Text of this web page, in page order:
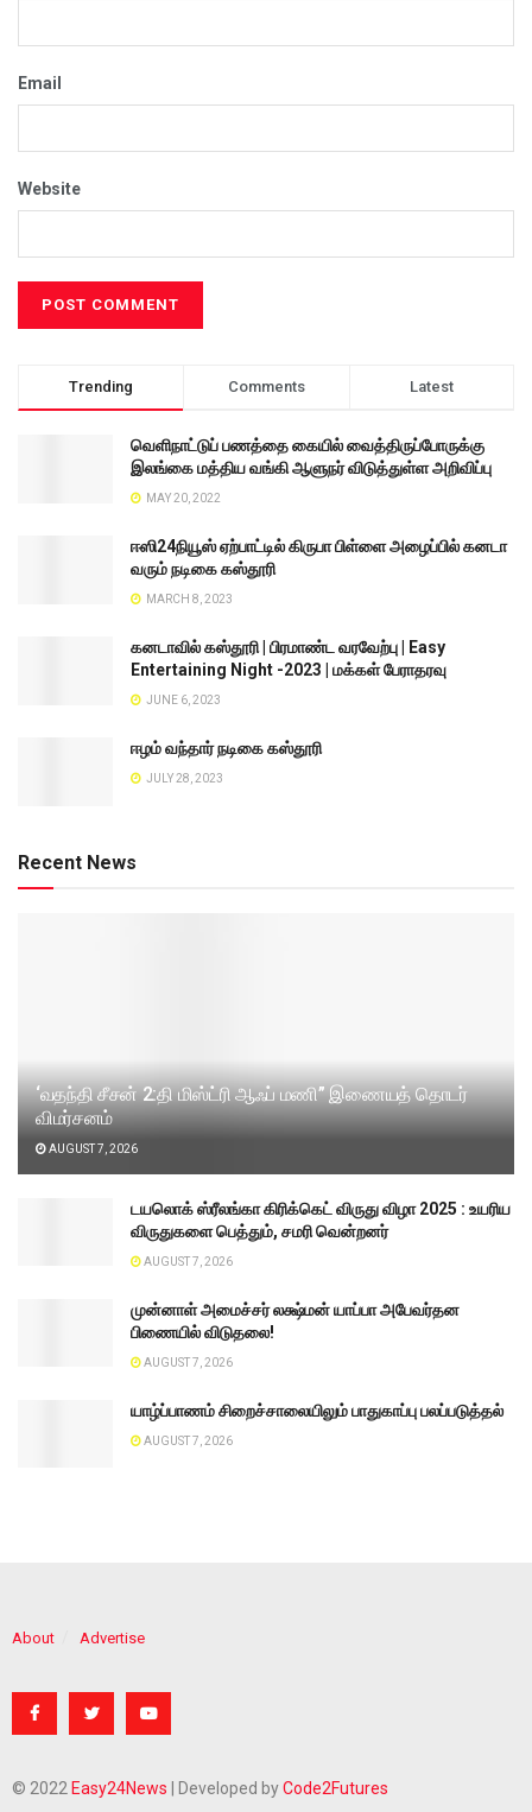
Email
Website
Trending Comments Latest
வெளிநாட்டுப் பணத்தை கையில் வைத்திருப்போருக்கு
இலங்கை மத்திய வங்கி ஆளுநர் விடுத்துள்ள அறிவிப்பு
MAY 20, 2022
ஈஸி24நியூஸ் ஏற்பாட்டில் கிருபா பிள்ளை அழைப்பில் கனடா
வரும் நடிகை கஸ்தூரி
MARCH 8, 2023
கனடாவில் கஸ்தூரி | பிரமாண்ட வரவேற்பு | Easy
Entertaining Night -2023 | மக்கள் பேராதரவு
JUNE 6, 2023
ஈழம் வந்தார் நடிகை கஸ்தூரி
JULY 28, 2023
Recent News
‘வதந்தி சீசன் 2:தி மிஸ்ட்ரி ஆஃப் மணி” இணையத் தொடர்
விமர்சனம்
AUGUST 7, 2026
டயலொக் ஸ்ரீலங்கா கிரிக்கெட் விருது விழா 2025 : உயரிய
விருதுகளை பெத்தும், சமரி வென்றனர்
AUGUST 7, 2026
முன்னாள் அமைச்சர் லக்ஷ்மன் யாப்பா அபேவர்தன
பிணையில் விடுதலை!
AUGUST 7, 2026
யாழ்ப்பாணம் சிறைச்சாலையிலும் பாதுகாப்பு பலப்படுத்தல்
AUGUST 7, 2026
About Advertise
© 2022 Easy24News | Developed byCode2Futures